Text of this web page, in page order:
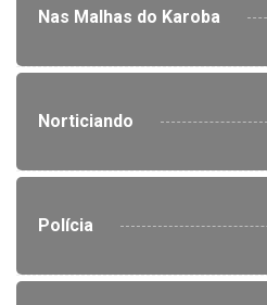
Nas Malhas do Karoba
Norticiando
Polícia